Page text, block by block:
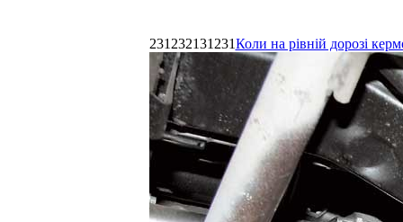
231232131231Коли на рівній дорозі